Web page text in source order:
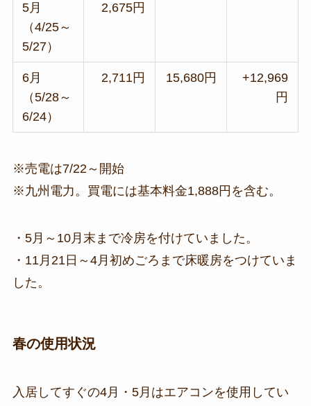
5月
（4/25～
5/27）
2,675円
6月
（5/28～
6/24）
2,711円 15,680円
+12,969
円
※売電は7/22～開始
※九州電力。買電には基本料金1,888円を含む。
・5月～10月末まで冷房を付けていました。
・11月21日～4月初めごろまで床暖房をつけていま
した。
春の使用状況
入居してすぐの4月・5月はエアコンを使用してい